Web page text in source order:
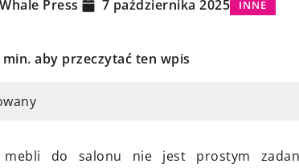
Press 7 października 2025 INNE
aby przeczytać ten wpis
mebli do salonu nie jest prostym
wentylacyjny do domu?